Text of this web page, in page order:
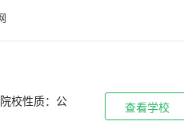
院校性质：公
查看学校